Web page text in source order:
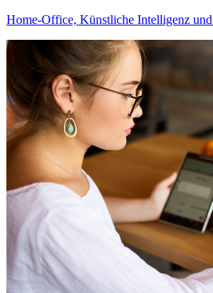
Home-Office, Künstliche Intelligenz